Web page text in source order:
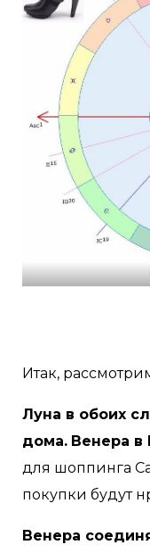
Итак,
Луна в обоих
дома. Венера в
для шоппинга
покупки будут
Венера